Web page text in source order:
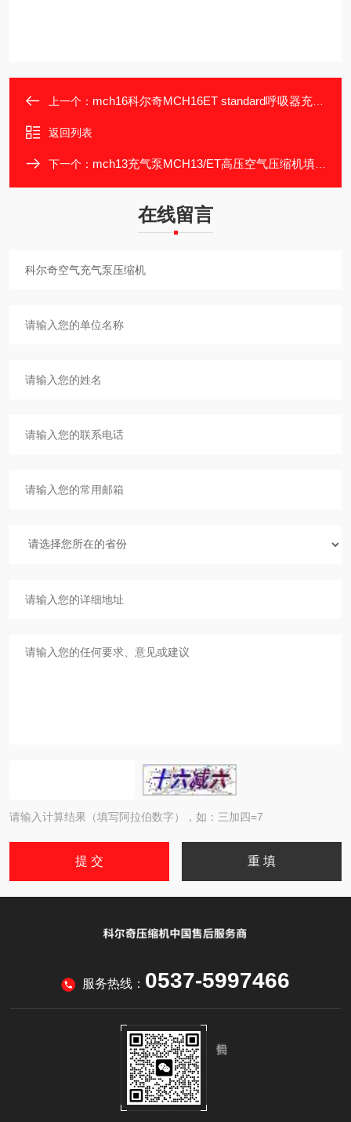
上一个： mch16科尔奇MCH16ET standard呼吸器充气泵
返回列表
下一个： mch13充气泵MCH13/ET高压空气压缩机填充泵
在线留言
请输入计算结果（填写阿拉伯数字），如：三加四=7
服务热线： 0537-5997466